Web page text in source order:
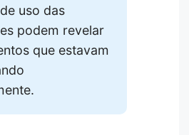
uso das
podem revelar
que estavam